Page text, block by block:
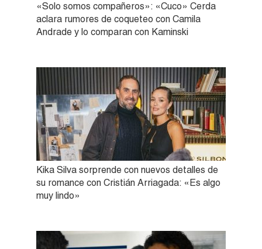
«Solo somos compañeros»: «Cuco» Cerda
aclara rumores de coqueteo con Camila
Andrade y lo comparan con Kaminski
Kika Silva sorprende con nuevos detalles de
su romance con Cristián Arriagada: «Es algo
muy lindo»